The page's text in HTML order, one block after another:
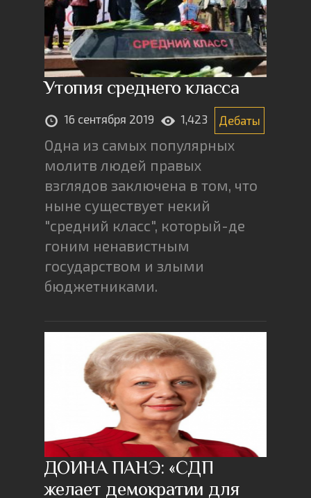
Утопия среднего класса
16 сентября 2019 1,423 Дебаты
Одна из самых популярных
молитв людей правых
взглядов заключена в том, что
ныне существует некий
"средний класс", который-де
гоним ненавистным
государством и злыми
бюджетниками.
ДОИНА ПАНЭ: «СДП
желает демократии для